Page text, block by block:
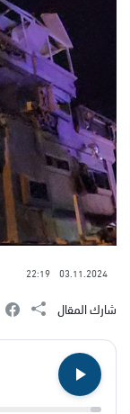
03.11.2024
22:19
شارك المقال